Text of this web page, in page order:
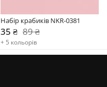
Набір крабиків NKR-0381
35 ₴ 89 ₴
+ 5 кольорів